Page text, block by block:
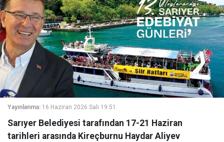
Yayınlanma: 16 Haziran 2026 Salı 19:51
Sarıyer Belediyesi tarafından 17-21 Haziran
tarihleri arasında Kireçburnu Haydar Aliyev